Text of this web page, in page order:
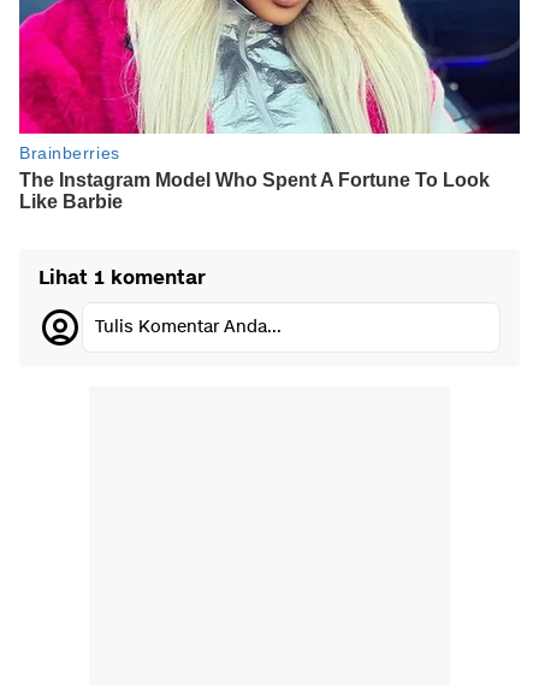
Lihat 1 komentar
Tulis Komentar Anda...